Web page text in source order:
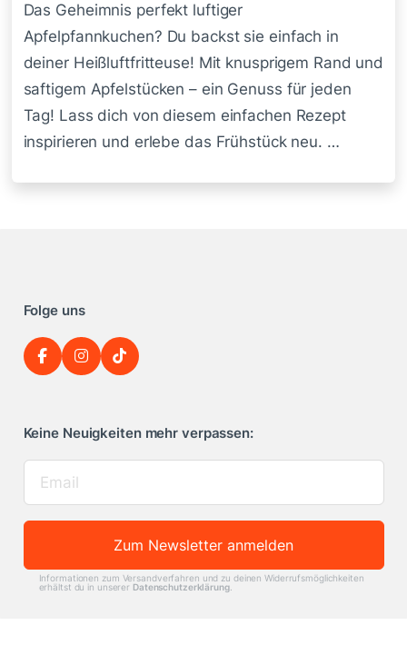
Das Geheimnis perfekt luftiger
Apfelpfannkuchen? Du backst sie einfach in
deiner Heißluftfritteuse! Mit knusprigem Rand und
saftigem Apfelstücken – ein Genuss für jeden
Tag! Lass dich von diesem einfachen Rezept
inspirieren und erlebe das Frühstück neu. …
Folge uns
Keine Neuigkeiten mehr verpassen:
Zum Newsletter anmelden
Informationen zum Versandverfahren und zu deinen Widerrufsmöglichkeiten
erhältst du in unserer Datenschutzerklärung.